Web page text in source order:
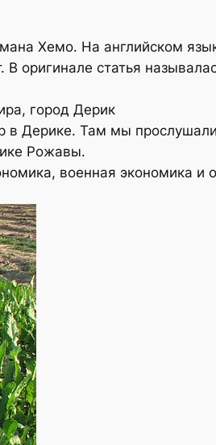
Хемо. На английском
оригинале статья
город Дерик
в Дерике. Там мы
Рожавы.
военная экономика и